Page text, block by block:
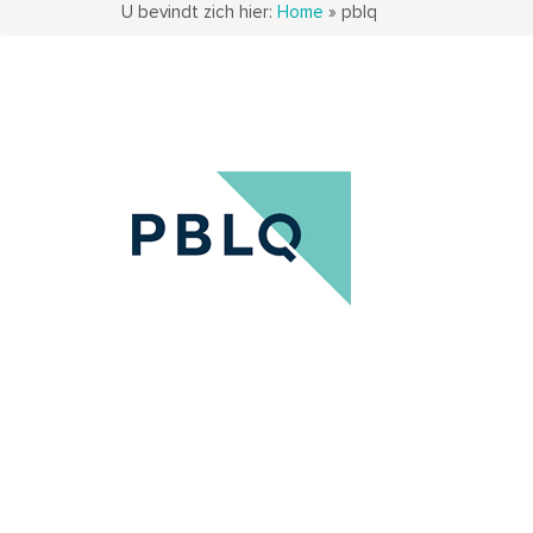
U bevindt zich hier: Home » pblq